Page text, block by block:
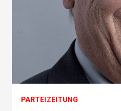
PARTEIZEITUNG